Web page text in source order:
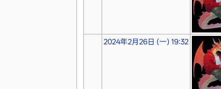
2024年2月26日 (一) 19:32